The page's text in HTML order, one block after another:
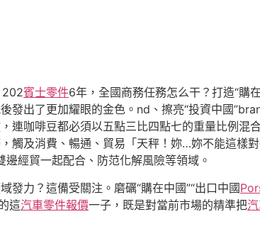
202賓士零件6年，全國商務任務怎么干？打造“購
發出了更加耀眼的金色。nd、擦亮“投資中國
連咖啡豆都必須以五點三比四點七的重量比例
觸及消費、暢通、貿易「天秤！妳…妳不能這樣
邊經貿一起配合、防范化解風險等領域。
發力？這備受關注。磨礪“購在中國”“出口中國
這汽車零件報價一子，既是對當前市場的精準把